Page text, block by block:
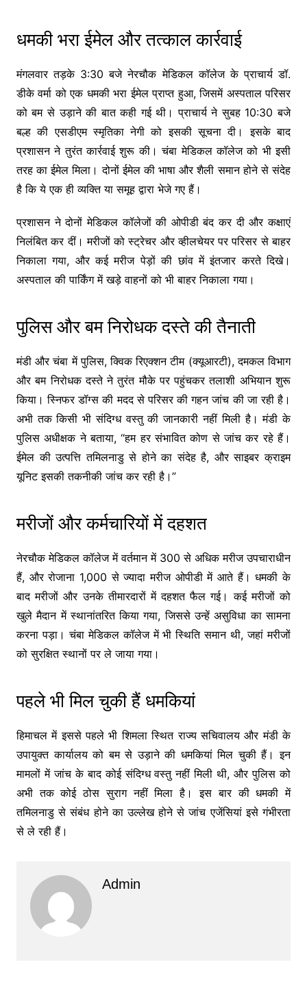
धमकी भरा ईमेल और तत्काल कार्रवाई
मंगलवार तड़के 3:30 बजे नेरचौक मेडिकल कॉलेज के प्राचार्य डॉ.
डीके वर्मा को एक धमकी भरा ईमेल प्राप्त हुआ, जिसमें अस्पताल परिसर
को बम से उड़ाने की बात कही गई थी। प्राचार्य ने सुबह 10:30 बजे
बल्ह की एसडीएम स्मृतिका नेगी को इसकी सूचना दी। इसके बाद
प्रशासन ने तुरंत कार्रवाई शुरू की। चंबा मेडिकल कॉलेज को भी इसी
तरह का ईमेल मिला। दोनों ईमेल की भाषा और शैली समान होने से संदेह
है कि ये एक ही व्यक्ति या समूह द्वारा भेजे गए हैं।
प्रशासन ने दोनों मेडिकल कॉलेजों की ओपीडी बंद कर दी और कक्षाएं
निलंबित कर दीं। मरीजों को स्ट्रेचर और व्हीलचेयर पर परिसर से बाहर
निकाला गया, और कई मरीज पेड़ों की छांव में इंतजार करते दिखे।
अस्पताल की पार्किंग में खड़े वाहनों को भी बाहर निकाला गया।
पुलिस और बम निरोधक दस्ते की तैनाती
मंडी और चंबा में पुलिस, क्विक रिएक्शन टीम (क्यूआरटी), दमकल विभाग
और बम निरोधक दस्ते ने तुरंत मौके पर पहुंचकर तलाशी अभियान शुरू
किया। स्निफर डॉग्स की मदद से परिसर की गहन जांच की जा रही है।
अभी तक किसी भी संदिग्ध वस्तु की जानकारी नहीं मिली है। मंडी के
पुलिस अधीक्षक ने बताया, “हम हर संभावित कोण से जांच कर रहे हैं।
ईमेल की उत्पत्ति तमिलनाडु से होने का संदेह है, और साइबर क्राइम
यूनिट इसकी तकनीकी जांच कर रही है।”
मरीजों और कर्मचारियों में दहशत
नेरचौक मेडिकल कॉलेज में वर्तमान में 300 से अधिक मरीज उपचाराधीन
हैं, और रोजाना 1,000 से ज्यादा मरीज ओपीडी में आते हैं। धमकी के
बाद मरीजों और उनके तीमारदारों में दहशत फैल गई। कई मरीजों को
खुले मैदान में स्थानांतरित किया गया, जिससे उन्हें असुविधा का सामना
करना पड़ा। चंबा मेडिकल कॉलेज में भी स्थिति समान थी, जहां मरीजों
को सुरक्षित स्थानों पर ले जाया गया।
पहले भी मिल चुकी हैं धमकियां
हिमाचल में इससे पहले भी शिमला स्थित राज्य सचिवालय और मंडी के
उपायुक्त कार्यालय को बम से उड़ाने की धमकियां मिल चुकी हैं। इन
मामलों में जांच के बाद कोई संदिग्ध वस्तु नहीं मिली थी, और पुलिस को
अभी तक कोई ठोस सुराग नहीं मिला है। इस बार की धमकी में
तमिलनाडु से संबंध होने का उल्लेख होने से जांच एजेंसियां इसे गंभीरता
से ले रही हैं।
Admin